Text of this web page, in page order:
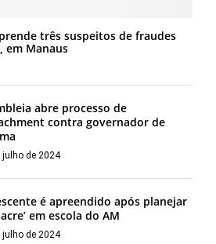
três suspeitos de fraudes
em Manaus
abre processo de
contra governador de
julho de 2024
é apreendido após planejar
em escola do AM
julho de 2024